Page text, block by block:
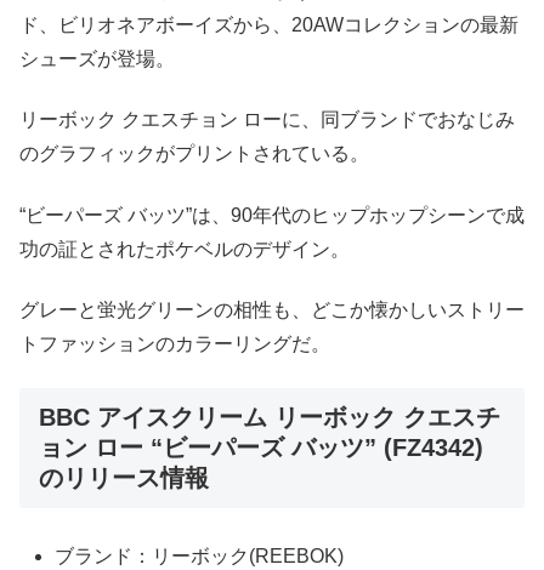
ド、ビリオネアボーイズから、20AWコレクションの最新
シューズが登場。
リーボック クエスチョン ローに、同ブランドでおなじみ
のグラフィックがプリントされている。
“ビーパーズ バッツ”は、90年代のヒップホップシーンで成
功の証とされたポケベルのデザイン。
グレーと蛍光グリーンの相性も、どこか懐かしいストリー
トファッションのカラーリングだ。
BBC アイスクリーム リーボック クエスチ
ョン ロー “ビーパーズ バッツ” (FZ4342)
のリリース情報
ブランド：リーボック(REEBOK)